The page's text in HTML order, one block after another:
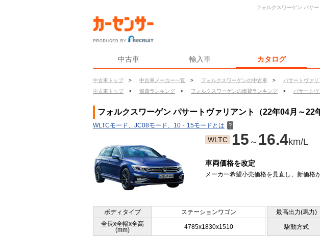
中古車 輸入車 カタログ
中古車トップ > 中古車メーカー一覧 > フォルクスワーゲンの中古車 > パサートヴァ
中古車トップ
> 燃費ランキング > フォルクスワーゲンの燃費ランキング > パサート
フォルクスワーゲン パサ
フォルクスワーゲン パサートヴァリアント（22年04月～22
WLTCモード、JC08モード、10・15モードとは ？
WLTC 15 ～ 16.4km/L
車両価格を改定
メーカー希望小売価格を見直し、新価格
ボディタイプ ステーションワゴン 最高出力(馬力)
全長x全幅x全高
(mm)
4785x1830x1510 駆動方式